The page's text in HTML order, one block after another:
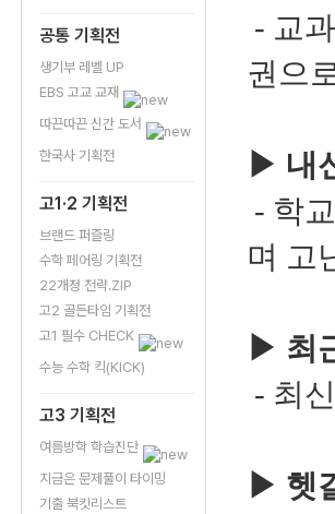
공통 기획전
생기부 레벨 UP
EBS 고교 교재
따끈따끈 신간 도서
한국사 기획전
고1·2 기획전
브랜드 퍼즐링
수학 페어링 기획전
22개정 전략.ZIP
고2 골든타임 기획전
고1 필수 CHECK
수능 수학 킥(KICK)
고3 기획전
여름방학 학습진단
지금은 문제풀이 타이밍
기출 북킷리스트
- 교
권으
▶ 내
- 학
며 고
▶ 최
- 최
▶ 헷